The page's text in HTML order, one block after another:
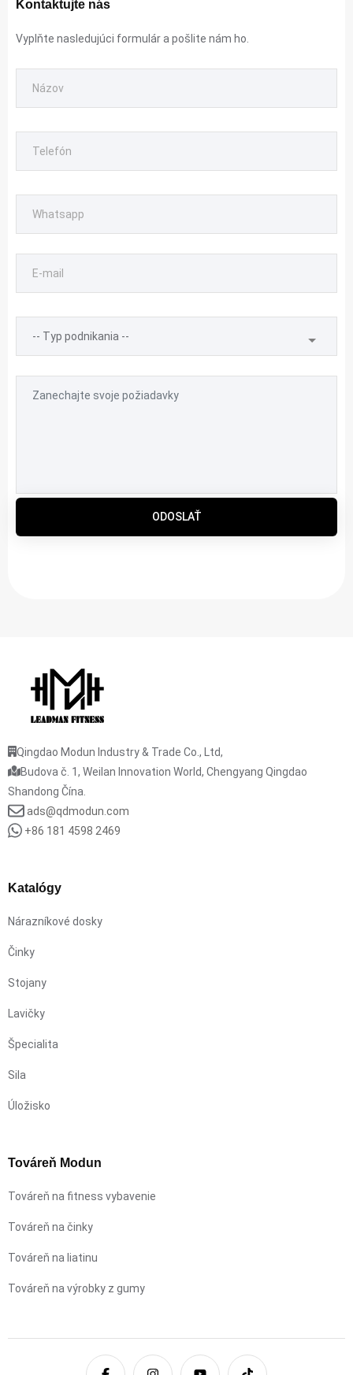
Kontaktujte nás
Vyplňte nasledujúci formulár a pošlite nám ho.
ODOSLAŤ
Qingdao Modun Industry & Trade Co., Ltd,
Budova č. 1, Weilan Innovation World, Chengyang Qingdao
Shandong Čína.
ads@qdmodun.com
+86 181 4598 2469
Katalógy
Nárazníkové dosky
Činky
Stojany
Lavičky
Špecialita
Sila
Úložisko
Továreň Modun
Továreň na fitness vybavenie
Továreň na činky
Továreň na liatinu
Továreň na výrobky z gumy